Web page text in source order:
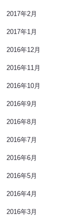
2017年2月
2017年1月
2016年12月
2016年11月
2016年10月
2016年9月
2016年8月
2016年7月
2016年6月
2016年5月
2016年4月
2016年3月